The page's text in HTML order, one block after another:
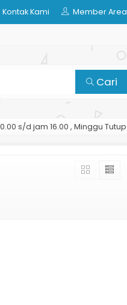
Kontak Kami Member Area
Cari
s/d jam 16.00 , Minggu Tutup